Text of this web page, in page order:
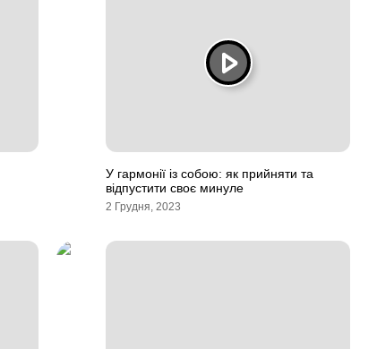
У гармонії із собою: як прийняти та
відпустити своє минуле
2 Грудня, 2023